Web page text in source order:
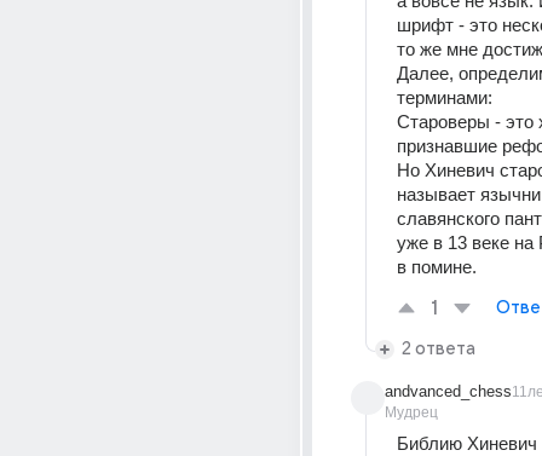
шрифт - это
то же мне
Далее,
терминами:
Староверы - это
признавшие
Но Хиневич
называет
славянского
уже в 13 веке
в помине.
1
2 ответа
andvanced_chess
Мудрец
Библию Хиневич